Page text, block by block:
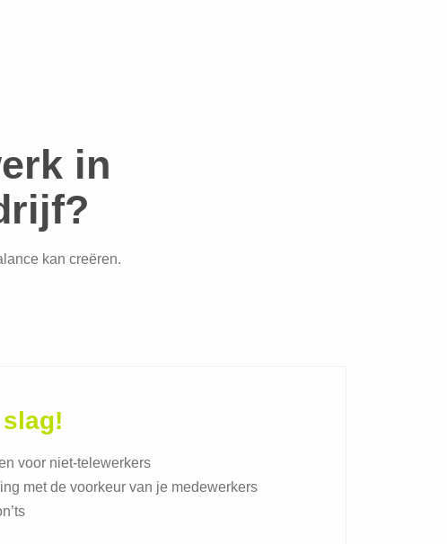
in
kan creëren.
voor niet-telewerkers
met de voorkeur van je medewerkers